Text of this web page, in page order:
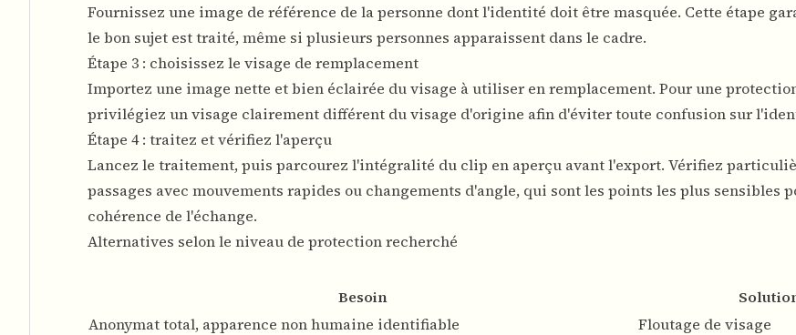
Fournissez une image de référence de la personne dont l'identité doit être masquée. Cette étape
le bon sujet est traité, même si plusieurs personnes apparaissent dans le cadre.
Étape 3 : choisissez le visage de remplacement
Importez une image nette et bien éclairée du visage à utiliser en remplacement. Pour une
privilégiez un visage clairement différent du visage d'origine afin d'éviter toute confusion sur
Étape 4 : traitez et vérifiez l'aperçu
Lancez le traitement, puis parcourez l'intégralité du clip en aperçu avant l'export. Vérifiez
passages avec mouvements rapides ou changements d'angle, qui sont les points les plus sensibles
cohérence de l'échange.
Alternatives selon le niveau de protection recherché
Besoin
Anonymat total, apparence non humaine identifiable
Floutage de visage